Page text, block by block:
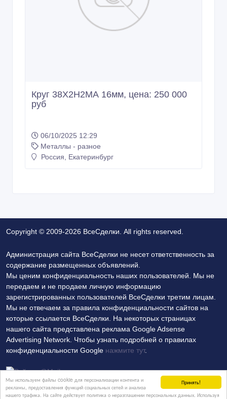
Принять!
Мы используем файлы cookie для персонализации контента и
рекламы, предоставления функций социальных сетей и анализа
нашего трафика. На сайте действует политика о неразглашении персональных данных. Используя
Круг 38Х2Н2МА 16мм, цена: 250 000
руб
06/10/2025 12:29
Металлы - разное
Россия, Екатеринбург
Copyright © 2009-2026 ВсеСделки. All rights reserved.
Администрация сайта ВсеСделки не несет ответственность за
содержание размещенных объявлений.
Мы ценим конфиденциальность наших пользователей. Мы не
передаем и не продаем личную информацию
зарегистрированных пользователей ВсеСделки третим лицам.
Мы не отвечаем за правила конфиденциальности сайтов на
которые ссылается ВсеСделки. На некоторых страницах
нашего сайта представлена реклама Google Adsense
Advertising Network. Чтобы узнать подробней о правилах
конфиденциальности Google нажмите тут.